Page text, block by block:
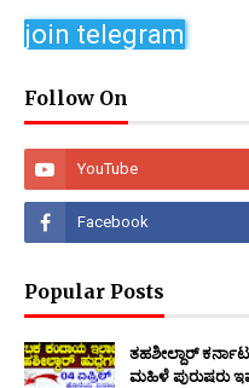
join telegram
Follow On
Popular Posts
ತಹಶೀಲ್ದಾರ್
ಮಹಿಳೆ ಪುರುಷರು